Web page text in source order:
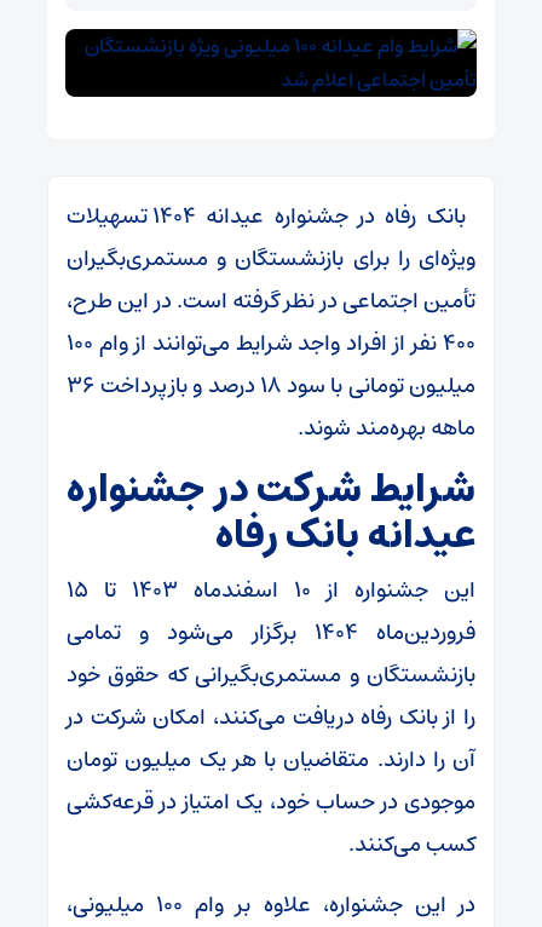
بانک رفاه در جشنواره عیدانه ۱۴۰۴ تسهیلات
ویژه‌ای را برای بازنشستگان و مستمری‌بگیران
تأمین اجتماعی در نظر گرفته است. در این طرح،
۴۰۰ نفر از افراد واجد شرایط می‌توانند از وام ۱۰۰
میلیون تومانی با سود ۱۸ درصد و بازپرداخت ۳۶
ماهه بهره‌مند شوند.
شرایط شرکت در جشنواره
عیدانه بانک رفاه
این جشنواره از ۱۰ اسفندماه ۱۴۰۳ تا ۱۵
فروردین‌ماه ۱۴۰۴ برگزار می‌شود و تمامی
بازنشستگان و مستمری‌بگیرانی که حقوق خود
را از بانک رفاه دریافت می‌کنند، امکان شرکت در
آن را دارند. متقاضیان با هر یک میلیون تومان
موجودی در حساب خود، یک امتیاز در قرعه‌کشی
کسب می‌کنند.
در این جشنواره، علاوه بر وام ۱۰۰ میلیونی،